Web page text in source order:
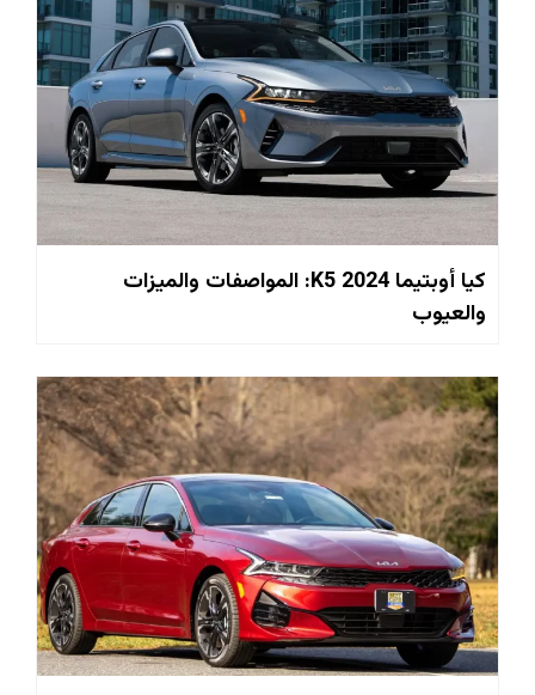
كيا أوبتيما K5 2024: المواصفات والميزات
والعيوب